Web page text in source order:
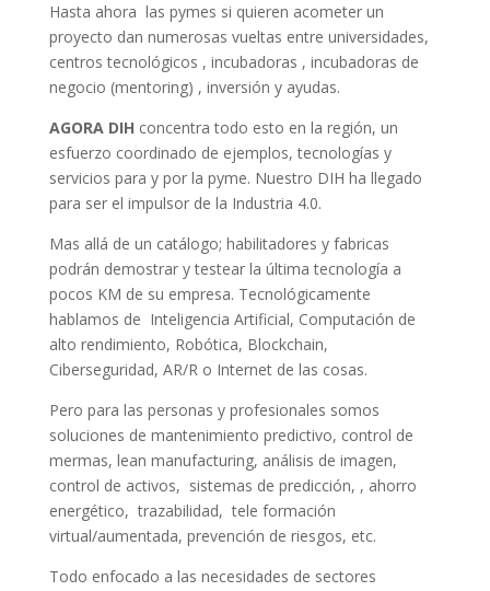
Hasta ahora las pymes si quieren acometer un
proyecto dan numerosas vueltas entre universidades,
centros tecnológicos , incubadoras , incubadoras de
negocio (mentoring) , inversión y ayudas.
AGORA DIH concentra todo esto en la región, un
esfuerzo coordinado de ejemplos, tecnologías y
servicios para y por la pyme. Nuestro DIH ha llegado
para ser el impulsor de la Industria 4.0.
Mas allá de un catálogo; habilitadores y fabricas
podrán demostrar y testear la última tecnología a
pocos KM de su empresa. Tecnológicamente
hablamos de Inteligencia Artificial, Computación de
alto rendimiento, Robótica, Blockchain,
Ciberseguridad, AR/R o Internet de las cosas.
Pero para las personas y profesionales somos
soluciones de mantenimiento predictivo, control de
mermas, lean manufacturing, análisis de imagen,
control de activos, sistemas de predicción, , ahorro
energético, trazabilidad, tele formación
virtual/aumentada, prevención de riesgos, etc.
Todo enfocado a las necesidades de sectores